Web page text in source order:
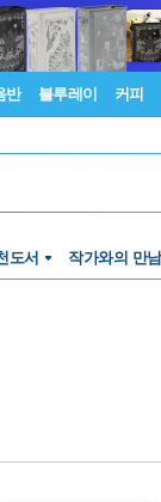
반 블루레이 커피
도서 작가와의 만남